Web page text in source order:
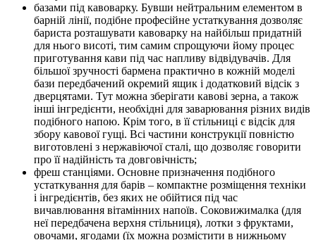
базами під кавоварку. Бувши нейтральним елементом в
барній лінії, подібне професійне устаткування дозволяє
бариста розташувати кавоварку на найбільш придатній
для нього висоті, тим самим спрощуючи йому процес
приготування кави під час напливу відвідувачів. Для
більшої зручності бармена практично в кожній моделі
бази передбачений окремий ящик і додатковий відсік з
дверцятами. Тут можна зберігати кавові зерна, а також
інші інгредієнти, необхідні для заварювання різних видів
подібного напою. Крім того, в її стільниці є відсік для
збору кавової гущі. Всі частини конструкції повністю
виготовлені з нержавіючої сталі, що дозволяє говорити
про її надійність та довговічність;
фреш станціями. Основне призначення подібного
устаткування для барів – компактне розміщення техніки
і інгредієнтів, без яких не обійтися під час
вичавлювання вітамінних напоїв. Соковижималка (для
неї передбачена верхня стільниця), лотки з фруктами,
овочами, ягодами (їх можна розмістити в нижньому